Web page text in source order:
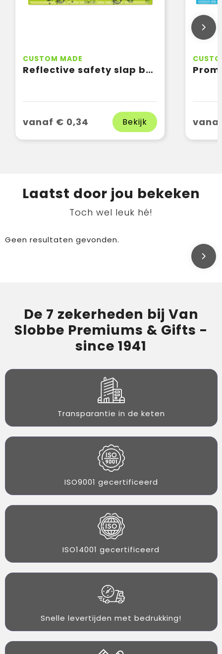
CUSTOM MADE
Reflective safety slap band
vanaf € 0,34 Bekijk
Laatst door jou bekeken
Toch wel leuk hé!
Geen resultaten gevonden.
De 7 zekerheden bij Van
Slobbe Premiums & Gifts -
since 1941
Transparantie in de keten
ISO9001 gecertificeerd
ISO14001 gecertificeerd
Snelle levertijden met bedrukking!